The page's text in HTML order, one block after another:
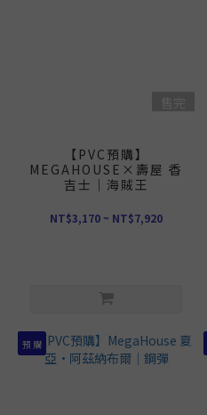
【PVC預購】
MEGAHOUSE×壽屋 香
吉士｜海賊王
NT$3,170 ~ NT$7,920
預 購